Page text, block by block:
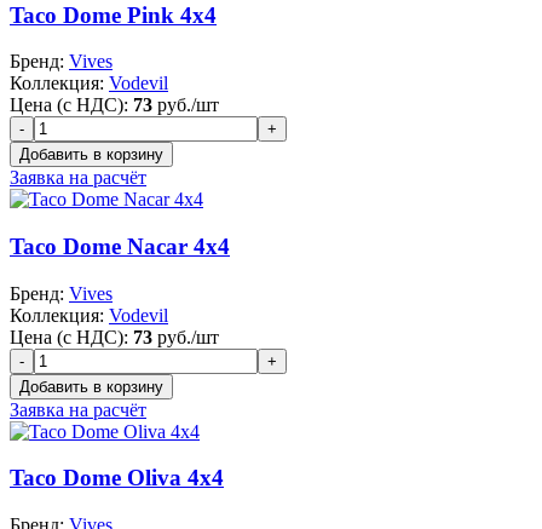
Taco Dome Pink 4x4
Бренд: Vives
Коллекция: Vodevil
Цена (с НДС): 73 руб./шт
Заявка на расчёт
Taco Dome Nacar 4x4
Бренд: Vives
Коллекция: Vodevil
Цена (с НДС): 73 руб./шт
Заявка на расчёт
Taco Dome Oliva 4x4